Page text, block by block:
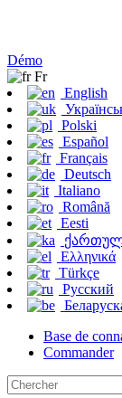
Démo
Fr
English
Polski
Español
Français
Deutsch
Italiano
Română
Eesti
Ελληνικά
Türkçe
Русский
Base de
Commander